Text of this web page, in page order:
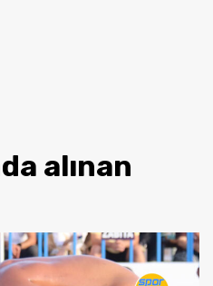
alınan